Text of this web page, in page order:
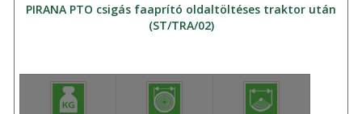
PIRANA PTO csigás faaprító oldaltöltéses traktor után
(ST/TRA/02)